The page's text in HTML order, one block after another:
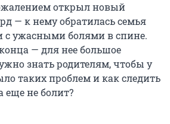
открыл новый
— к нему обратилась семья
с ужасными болями в спине.
— для нее большое
знать родителям, чтобы у
таких проблем и как следить
еще не болит?